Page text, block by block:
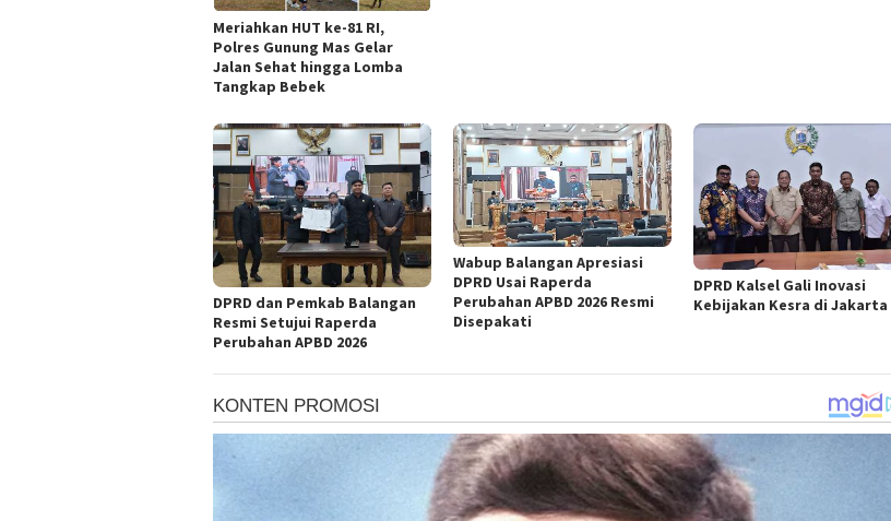
Meriahkan HUT ke-81 RI,
Polres Gunung Mas Gelar
Jalan Sehat hingga Lomba
Tangkap Bebek
DPRD dan Pemkab Balangan
Resmi Setujui Raperda
Perubahan APBD 2026
Wabup Balangan Apresiasi
DPRD Usai Raperda
Perubahan APBD 2026 Resmi
Disepakati
DPRD Kalsel Gali Inovasi
Kebijakan Kesra di Jakarta